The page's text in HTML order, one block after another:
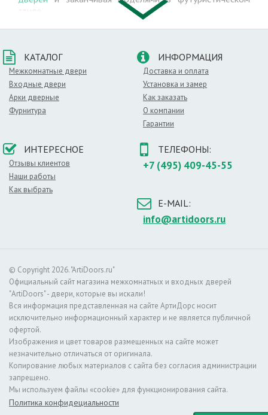
элементы, которые нарушают гладкость линий и
идеально ровную поверхность дверного полотна.
Глухие межкомнатные
шпонированные двери
представляют собой баланс между высокой ценой и
излишне высоким качеством. Это добротные двери, в
которых массив древесины заменен более доступным
по цене шпоном. При этом потребительские качества и
внешний вид дверей ничем не отличается от элитных
моделей. А определить разницу можно лишь при
тщательном изучении конкретной модели.
В числе доступных вариантов -дуб,
- небольшой вес,
- практичность,
- долговечность,
- привлекательный внешний вид.
Как правильно подбирать глухую
межкомнатную дверь?
1. Если ваше помещение оформлено в стилехай-тек
присмотритесь кбелымили серым дверям.
КАТАЛОГ
Межкомнатные двери
Входные двери
Арки дверные
Фурнитура
ИНФОРМАЦИЯ
Доставка и оплата
Установка и замер
Как заказать
О компании
Гарантии
ИНТЕРЕСНОЕ
Отзывы клиентов
Наши работы
Как выбрать
ТЕЛЕФОНЫ:
+7 (495) 409-45-55
E-MAIL:
info@artidoors.ru
© Copyright 2026. "ArtiDoors.ru"
Официальный сайт магазина межкомнатных и входных дверей
"ArtiDoors" - двери, которые вы искали!
Вся информация представленная на сайте АртиДорс носит
исключительно информационный характер и не является публичной
офертой.
Изображения и цвет товаров размещенных на сайте может
незначительно отличаться от оригинала.
Копирование любых материалов с сайта без согласия администрации
запрещено.
Мы используем файлы «cookie» для функционирования сайта.
Политика конфидециальности